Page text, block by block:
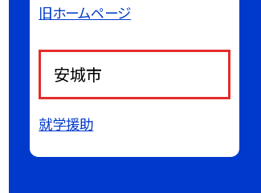
旧ホームページ
安城市
就学援助